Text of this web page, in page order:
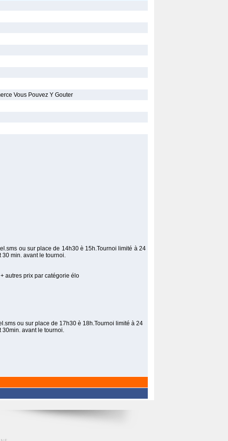
Vous Pouvez Y Gouter
ou sur place de 14h30 è 15h.Tournoi limité à 24
30 min. avant le tournoi.
autres prix par catégorie élo
ou sur place de 17h30 è 18h.Tournoi limité à 24
30min. avant le tournoi.